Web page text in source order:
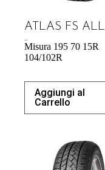
ATLAS FS ALL
Misura 195 70 15R
104/102R
Aggiungi al
Carrello